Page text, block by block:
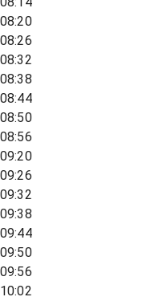
08:20
08:26
08:32
08:38
08:44
08:50
08:56
09:20
09:26
09:32
09:38
09:44
09:50
09:56
10:02